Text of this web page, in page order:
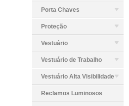
Porta Chaves
Proteção
Vestuário
Vestuário de Trabalho
Vestuário Alta Visibilidade
Reclamos Luminosos